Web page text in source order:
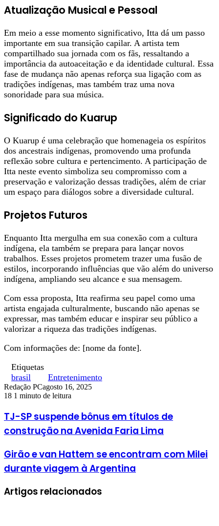
Atualização Musical e Pessoal
Em meio a esse momento significativo, Itta dá um passo
importante em sua transição capilar. A artista tem
compartilhado sua jornada com os fãs, ressaltando a
importância da autoaceitação e da identidade cultural. Essa
fase de mudança não apenas reforça sua ligação com as
tradições indígenas, mas também traz uma nova
sonoridade para sua música.
Significado do Kuarup
O Kuarup é uma celebração que homenageia os espíritos
dos ancestrais indígenas, promovendo uma profunda
reflexão sobre cultura e pertencimento. A participação de
Itta neste evento simboliza seu compromisso com a
preservação e valorização dessas tradições, além de criar
um espaço para diálogos sobre a diversidade cultural.
Projetos Futuros
Enquanto Itta mergulha em sua conexão com a cultura
indígena, ela também se prepara para lançar novos
trabalhos. Esses projetos prometem trazer uma fusão de
estilos, incorporando influências que vão além do universo
indígena, ampliando seu alcance e sua mensagem.
Com essa proposta, Itta reafirma seu papel como uma
artista engajada culturalmente, buscando não apenas se
expressar, mas também educar e inspirar seu público a
valorizar a riqueza das tradições indígenas.
Com informações de: [nome da fonte].
Etiquetas
brasil
Entretenimento
Redação PCagosto 16, 2025
18 1 minuto de leitura
TJ-SP suspende bônus em títulos de
construção na Avenida Faria Lima
Girão e van Hattem se encontram com Milei
durante viagem à Argentina
Artigos relacionados